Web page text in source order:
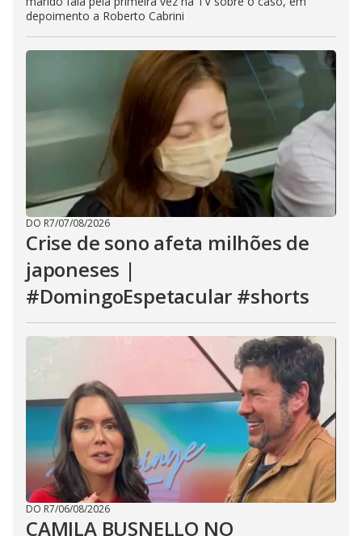
depoimento a Roberto Cabrini
DO R7/07/08/2026
Crise de sono afeta milhões de
japoneses |
#DomingoEspetacular #shorts
DO R7/06/08/2026
CAMILA BUSNELLO NO